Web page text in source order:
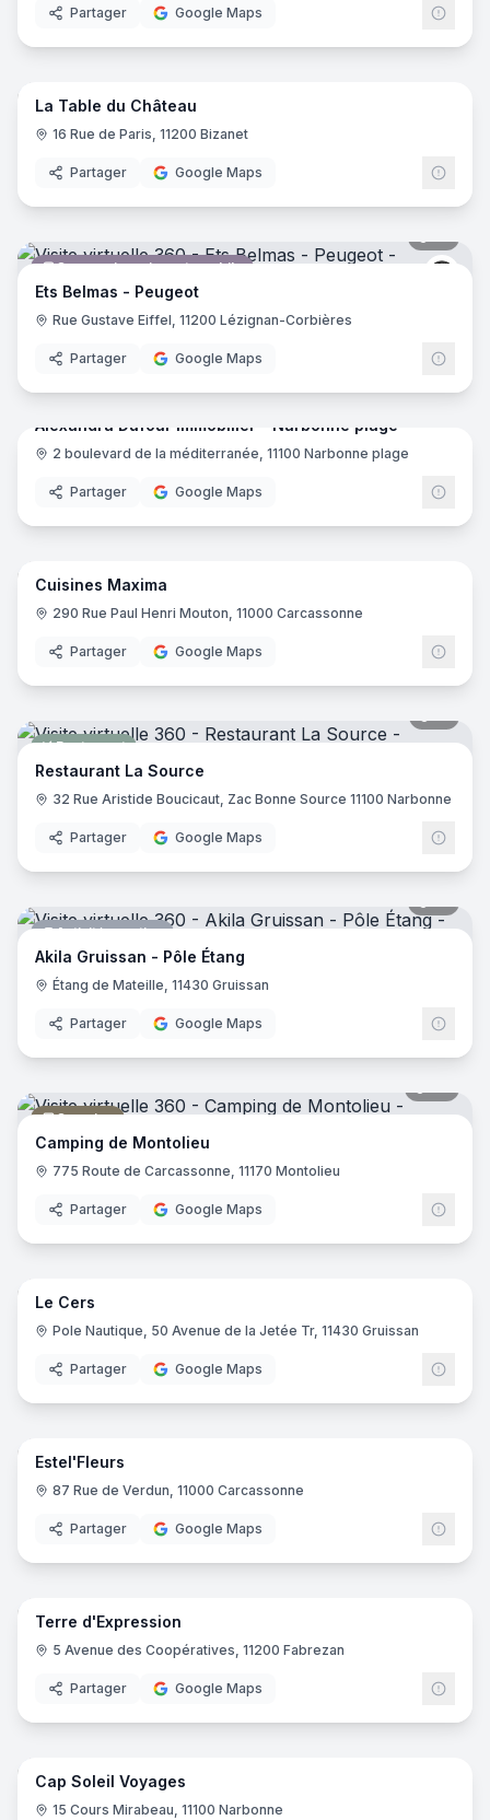
Partager Google Maps
Restaurant
11
La Table du Château
16 Rue de Paris, 11200 Bizanet
Partager Google Maps
Concessionnaire automobile
Ets Belmas - Peugeot
Rue Gustave Eiffel, 11200 Lézignan-Corbières
Partager Google Maps
Agence immobilière
Alexandra Dufour Immobilier - Narbonne plage
2 boulevard de la méditerranée, 11100 Narbonne plage
Partager Google Maps
Cuisiniste
15
Cuisines Maxima
290 Rue Paul Henri Mouton, 11000 Carcassonne
Partager Google Maps
Restaurant
Restaurant La Source
32 Rue Aristide Boucicaut, Zac Bonne Source 11100 Narbonne
Partager Google Maps
Activité sportive
Akila Gruissan - Pôle Étang
Étang de Mateille, 11430 Gruissan
Partager Google Maps
Camping
Camping de Montolieu
775 Route de Carcassonne, 11170 Montolieu
Partager Google Maps
Restaurant
15
Le Cers
Pole Nautique, 50 Avenue de la Jetée Tr, 11430 Gruissan
Partager Google Maps
Fleuriste
7
Estel'Fleurs
87 Rue de Verdun, 11000 Carcassonne
Partager Google Maps
Caviste
7
Terre d'Expression
5 Avenue des Coopératives, 11200 Fabrezan
Partager Google Maps
Agence de voyages
8
Cap Soleil Voyages
15 Cours Mirabeau, 11100 Narbonne